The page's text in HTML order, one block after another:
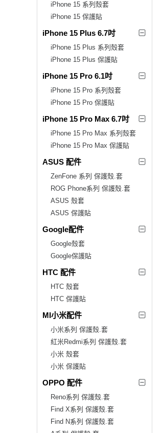
iPhone 15 系列殼套
iPhone 15 保護貼
iPhone 15 Plus 6.7吋
iPhone 15 Plus 系列殼套
iPhone 15 Plus 保護貼
iPhone 15 Pro 6.1吋
iPhone 15 Pro 系列殼套
iPhone 15 Pro 保護貼
iPhone 15 Pro Max 6.7吋
iPhone 15 Pro Max 系列殼套
iPhone 15 Pro Max 保護貼
ASUS 配件
ZenFone 系列 保護殼.套
ROG Phone系列 保護殼.套
ASUS 殼套
ASUS 保護貼
Google配件
Google殼套
Google保護貼
HTC 配件
HTC 殼套
HTC 保護貼
MI小米配件
小米系列 保護殼.套
紅米Redmi系列 保護殼.套
小米 殼套
小米 保護貼
OPPO 配件
Reno系列 保護殼.套
Find X系列 保護殼.套
Find N系列 保護殼.套